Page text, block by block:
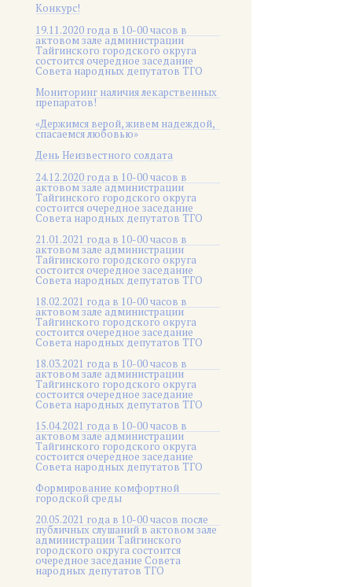
Конкурс!
19.11.2020 года в 10-00 часов в
актовом зале администрации
Тайгинского городского округа
состоится очередное заседание
Совета народных депутатов ТГО
Мониторинг наличия лекарственных
препаратов!
«Держимся верой, живем надеждой,
спасаемся любовью»
День Неизвестного солдата
24.12.2020 года в 10-00 часов в
актовом зале администрации
Тайгинского городского округа
состоится очередное заседание
Совета народных депутатов ТГО
21.01.2021 года в 10-00 часов в
актовом зале администрации
Тайгинского городского округа
состоится очередное заседание
Совета народных депутатов ТГО
18.02.2021 года в 10-00 часов в
актовом зале администрации
Тайгинского городского округа
состоится очередное заседание
Совета народных депутатов ТГО
18.03.2021 года в 10-00 часов в
актовом зале администрации
Тайгинского городского округа
состоится очередное заседание
Совета народных депутатов ТГО
15.04.2021 года в 10-00 часов в
актовом зале администрации
Тайгинского городского округа
состоится очередное заседание
Совета народных депутатов ТГО
Формирование комфортной
городской среды
20.05.2021 года в 10-00 часов после
публичных слушаний в актовом зале
администрации Тайгинского
городского округа состоится
очередное заседание Совета
народных депутатов ТГО